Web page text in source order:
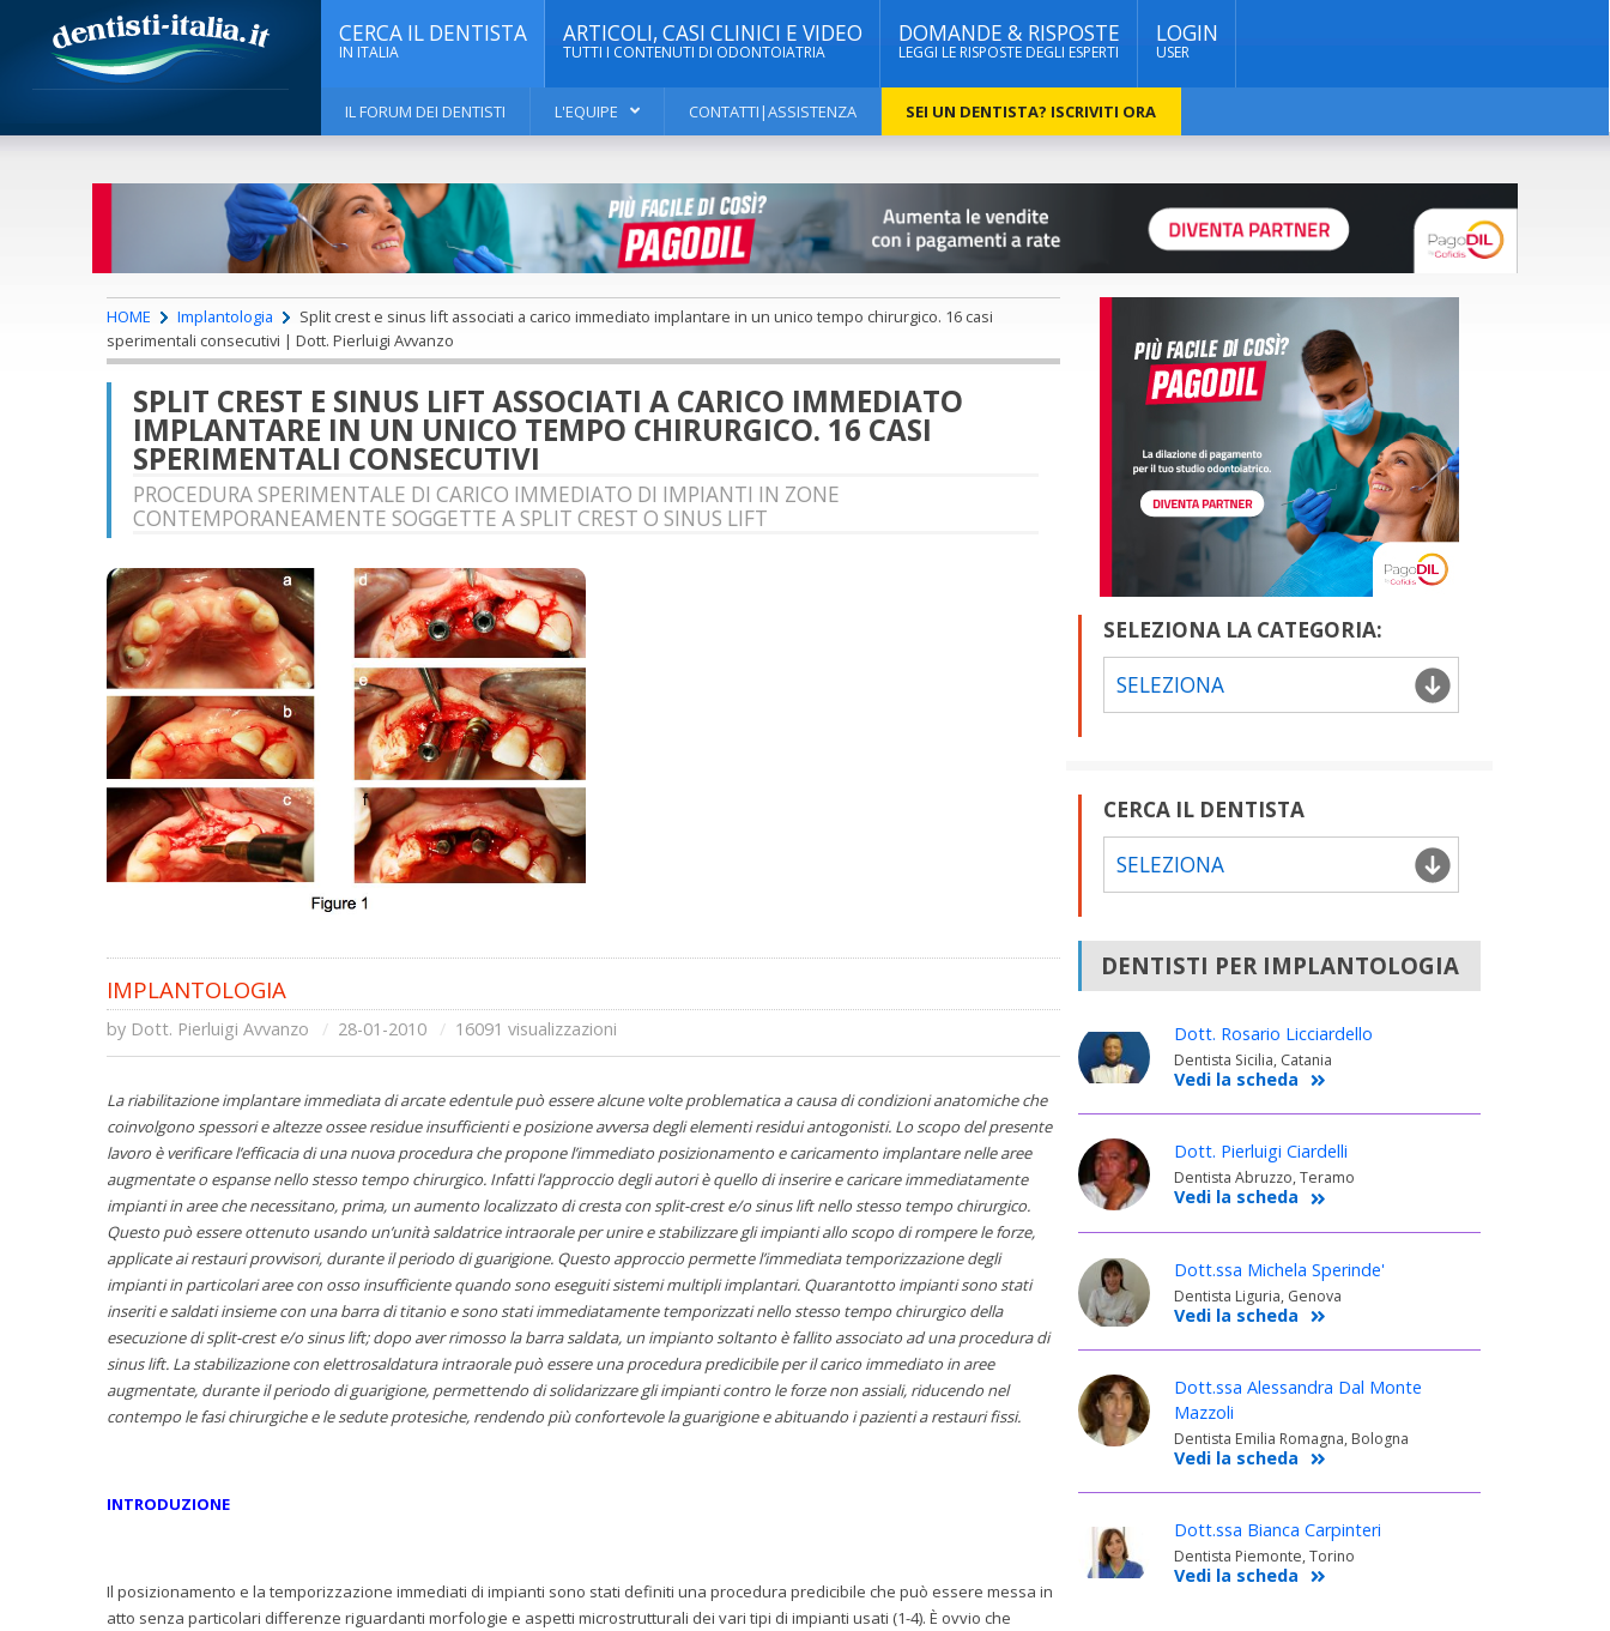
CERCA IL DENTISTA
IN ITALIA
ARTICOLI, CASI CLINICI E VIDEO
TUTTI I CONTENUTI DI ODONTOIATRIA
DOMANDE & RISPOSTE
LEGGI LE RISPOSTE DEGLI ESPERTI
LOGIN
USER
IL FORUM DEI DENTISTI L'EQUIPE CONTATTI|ASSISTENZA SEI UN DENTISTA? ISCRIVITI ORA
HOME Implantologia
Split crest e sinus lift associati a carico immediato implantare in un unico tempo chirurgico. 16 casi
sperimentali consecutivi | Dott. Pierluigi Avvanzo
SPLIT CREST E SINUS LIFT ASSOCIATI A CARICO IMMEDIATO
IMPLANTARE IN UN UNICO TEMPO CHIRURGICO. 16 CASI
SPERIMENTALI CONSECUTIVI
PROCEDURA SPERIMENTALE DI CARICO IMMEDIATO DI IMPIANTI IN ZONE
CONTEMPORANEAMENTE SOGGETTE A SPLIT CREST O SINUS LIFT
IMPLANTOLOGIA
by Dott. Pierluigi Avvanzo 28-01-2010 16091 visualizzazioni
La riabilitazione implantare immediata di arcate edentule può essere alcune volte problematica a causa di condizioni anatomiche che
coinvolgono spessori e altezze ossee residue insufficienti e posizione avversa degli elementi residui antogonisti. Lo scopo del presente
lavoro è verificare l’efficacia di una nuova procedura che propone l’immediato posizionamento e caricamento implantare nelle aree
augmentate o espanse nello stesso tempo chirurgico. Infatti l’approccio degli autori è quello di inserire e caricare immediatamente
impianti in aree che necessitano, prima, un aumento localizzato di cresta con split-crest e/o sinus lift nello stesso tempo chirurgico.
Questo può essere ottenuto usando un’unità saldatrice intraorale per unire e stabilizzare gli impianti allo scopo di rompere le forze,
applicate ai restauri provvisori, durante il periodo di guarigione. Questo approccio permette l’immediata temporizzazione degli
impianti in particolari aree con osso insufficiente quando sono eseguiti sistemi multipli implantari. Quarantotto impianti sono stati
inseriti e saldati insieme con una barra di titanio e sono stati immediatamente temporizzati nello stesso tempo chirurgico della
esecuzione di split-crest e/o sinus lift; dopo aver rimosso la barra saldata, un impianto soltanto è fallito associato ad una procedura di
sinus lift. La stabilizazione con elettrosaldatura intraorale può essere una procedura predicibile per il carico immediato in aree
augmentate, durante il periodo di guarigione, permettendo di solidarizzare gli impianti contro le forze non assiali, riducendo nel
contempo le fasi chirurgiche e le sedute protesiche, rendendo più confortevole la guarigione e abituando i pazienti a restauri fissi.
INTRODUZIONE
Il posizionamento e la temporizzazione immediati di impianti sono stati definiti una procedura predicibile che può essere messa in
atto senza particolari differenze riguardanti morfologie e aspetti microstrutturali dei vari tipi di impianti usati (1-4). È ovvio che
SELEZIONA LA CATEGORIA:
SELEZIONA
CERCA IL DENTISTA
SELEZIONA
DENTISTI PER IMPLANTOLOGIA
Dott. Rosario Licciardello
Dentista Sicilia, Catania
Vedi la scheda
Dott. Pierluigi Ciardelli
Dentista Abruzzo, Teramo
Vedi la scheda
Dott.ssa Michela Sperinde'
Dentista Liguria, Genova
Vedi la scheda
Dott.ssa Alessandra Dal Monte
Mazzoli
Dentista Emilia Romagna, Bologna
Vedi la scheda
Dott.ssa Bianca Carpinteri
Dentista Piemonte, Torino
Vedi la scheda